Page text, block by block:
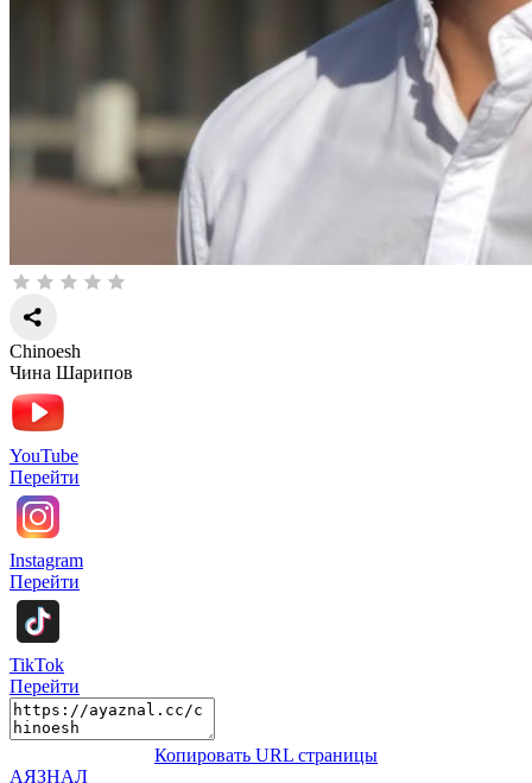
Chinoesh
Чина Шарипов
YouTube
Перейти
Instagram
Перейти
TikTok
Перейти
Копировать URL страницы
АЯЗНАЛ